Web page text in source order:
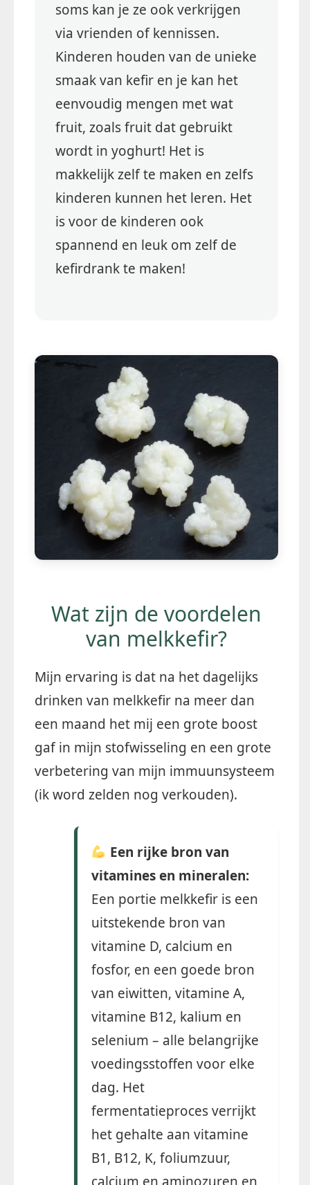
soms kan je ze ook verkrijgen
via vrienden of kennissen.
Kinderen houden van de unieke
smaak van kefir en je kan het
eenvoudig mengen met wat
fruit, zoals fruit dat gebruikt
wordt in yoghurt! Het is
makkelijk zelf te maken en zelfs
kinderen kunnen het leren. Het
is voor de kinderen ook
spannend en leuk om zelf de
kefirdrank te maken!
Wat zijn de voordelen
van melkkefir?
Mijn ervaring is dat na het dagelijks
drinken van melkkefir na meer dan
een maand het mij een grote boost
gaf in mijn stofwisseling en een grote
verbetering van mijn immuunsysteem
(ik word zelden nog verkouden).
Een rijke bron van
vitamines en mineralen:
Een portie melkkefir is een
uitstekende bron van
vitamine D, calcium en
fosfor, en een goede bron
van eiwitten, vitamine A,
vitamine B12, kalium en
selenium – alle belangrijke
voedingsstoffen voor elke
dag. Het
fermentatieproces verrijkt
het gehalte aan vitamine
B1, B12, K, foliumzuur,
calcium en aminozuren en